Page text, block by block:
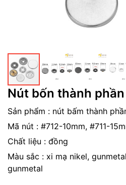
Nút bốn thành phần
Sản phẩm : nút bấm thành
Mã nút : #712-10mm, #711-
Chất liệu : đồng
Màu sắc : xi mạ nikel,
gunmetal